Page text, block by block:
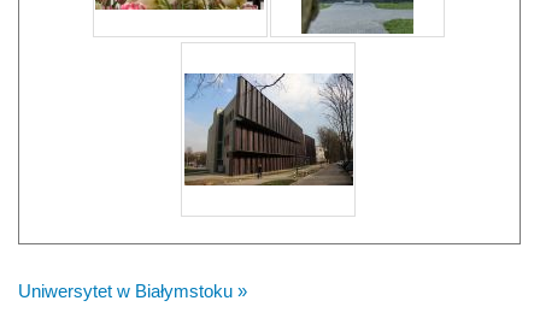
Uniwersytet w Białymstoku »